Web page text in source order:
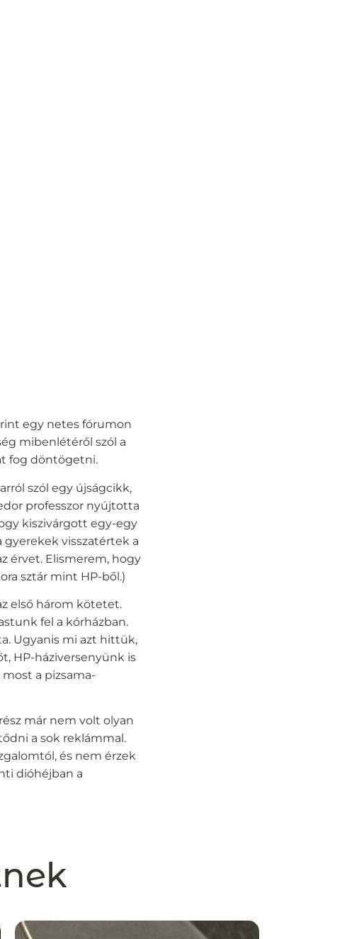
egy netes fórumon
mibenlétéről szól a
fog döntögetni.
szól egy újságcikk,
professzor nyújtotta
kiszivárgott egy-egy
gyerekek visszatértek a
érvet. Elismerem, hogy
sztár mint HP-ből.)
első három kötetet.
fel a kórházban.
Ugyanis mi azt hittük,
HP-háziversenyünk is
a pizsama-
már nem volt olyan
a sok reklámmal.
és nem érzek
dióhéjban a